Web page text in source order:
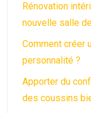
Rénovation
nouvelle salle
Comment créer
personnalité ?
Apporter du
des coussins